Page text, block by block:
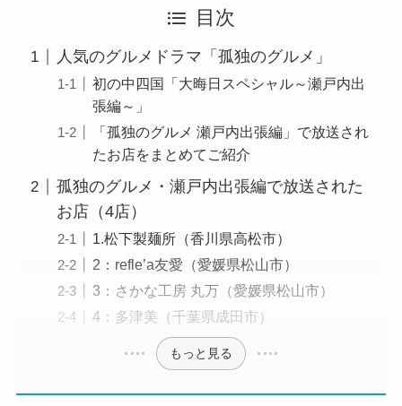
目次
人気のグルメドラマ「孤独のグルメ」
初の中四国「大晦日スペシャル～瀬戸内出
張編～」
「孤独のグルメ 瀬戸内出張編」で放送され
たお店をまとめてご紹介
孤独のグルメ・瀬戸内出張編で放送された
お店（4店）
1.松下製麺所（香川県高松市）
2：refle’a友愛（愛媛県松山市）
3：さかな工房 丸万（愛媛県松山市）
4：多津美（千葉県成田市）
もっと見る